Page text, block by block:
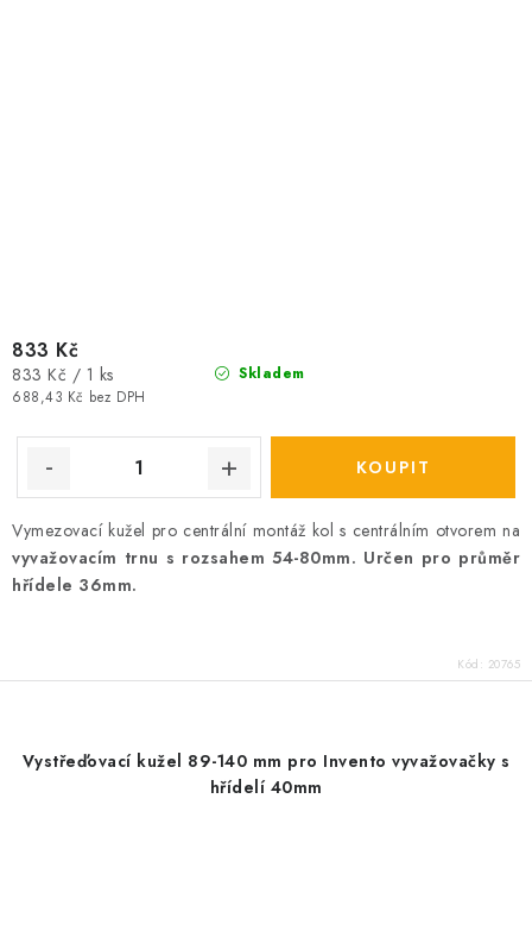
Skladem
688,43 Kč bez DPH
833 Kč
Měrná
cena:
833 Kč / 1 ks
Vymezovací kužel pro centrální montáž kol s centrálním otvorem na
vyvažovacím trnu s rozsahem 54-80mm. Určen pro průměr
hřídele 36mm.
Kód: 20765
Vystřeďovací kužel 89-140 mm pro Invento vyvažovačky s
hřídelí 40mm